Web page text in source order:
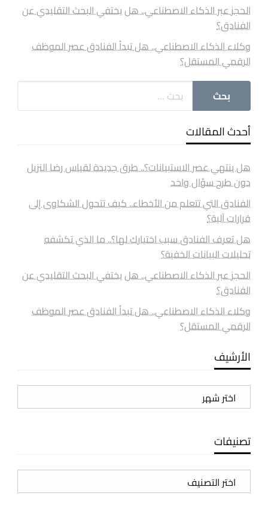
الحجز عبر الذكاء الاصطناعي.. هل يختفي البحث التقليدي عن
الفنادق؟
وكلاء الذكاء الاصطناعي.. هل تبدأ الفنادق عصر الموظف
الرقمي المستقل؟
أحدث المقالات
هل ينتهي عصر الاستبيانات؟.. طرق جديدة لقياس رضا النزيل
دون طرح سؤال واحد
الفنادق التي تتعلم من الأخطاء.. كيف تتحول الشكاوى إلى
قرارات آلية؟
هل تعرف الفنادق سبب اختيارك لها؟.. ما الذي تكشفه
تحليلات البيانات الخفية؟
الحجز عبر الذكاء الاصطناعي.. هل يختفي البحث التقليدي عن
الفنادق؟
وكلاء الذكاء الاصطناعي.. هل تبدأ الفنادق عصر الموظف
الرقمي المستقل؟
الأرشيف
الأرشيف
تصنيفات
تصنيفات